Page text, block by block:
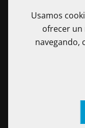
una Institución de
inspección y
Usamos
ofrecer un
navegando,